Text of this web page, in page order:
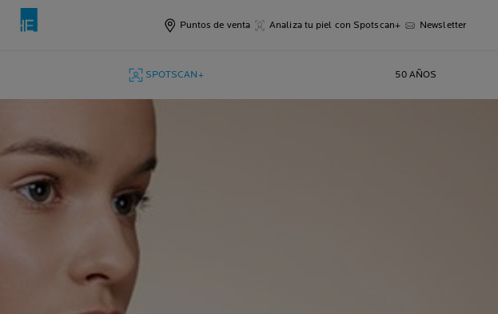
Puntos de venta Analiza tu piel con Spotscan+ Newsletter
SPOTSCAN+ 50 AÑOS